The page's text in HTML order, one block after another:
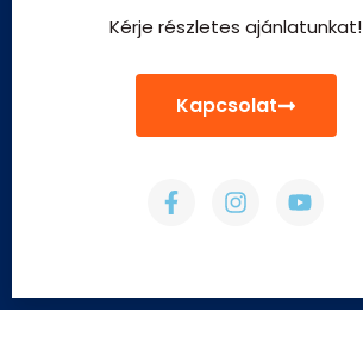
Kérje részletes ajánlatunkat!
Kapcsolat